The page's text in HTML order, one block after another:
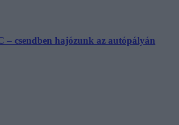
– csendben hajózunk az autópályán